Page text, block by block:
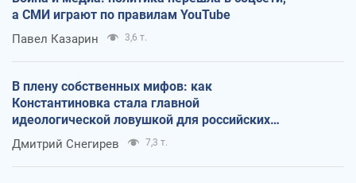
а СМИ играют по правилам YouTube
Павел Казарин 3,6 т.
В плену собственных мифов: как
Константиновка стала главной
идеологической ловушкой для российских
оккупантов
Дмитрий Снегирев 7,3 т.